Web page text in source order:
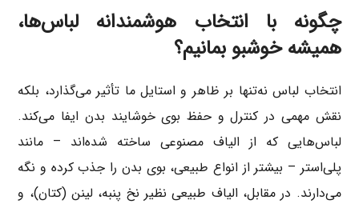
چگونه با انتخاب هوشمندانه لباس‌ها،
همیشه خوشبو بمانیم؟
انتخاب لباس نه‌تنها بر ظاهر و استایل ما تأثیر می‌گذارد، بلکه
نقش مهمی در کنترل و حفظ بوی خوشایند بدن ایفا می‌کند.
لباس‌هایی که از الیاف مصنوعی ساخته شده‌اند – مانند
پلی‌استر – بیشتر از انواع طبیعی، بوی بدن را جذب کرده و نگه
می‌دارند. در مقابل، الیاف طبیعی نظیر نخ پنبه، لینن (کتان)، و